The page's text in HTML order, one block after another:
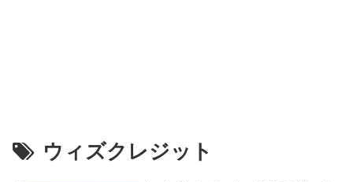
ウィズクレジット